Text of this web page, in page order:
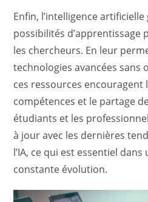
Enfin, l’intelligence
possibilités d’apprentissage
les chercheurs. En leur
technologies avancées sans
ces ressources
compétences et le partage
étudiants et les
à jour avec les dernières
l’IA, ce qui est essentiel
constante évolution.